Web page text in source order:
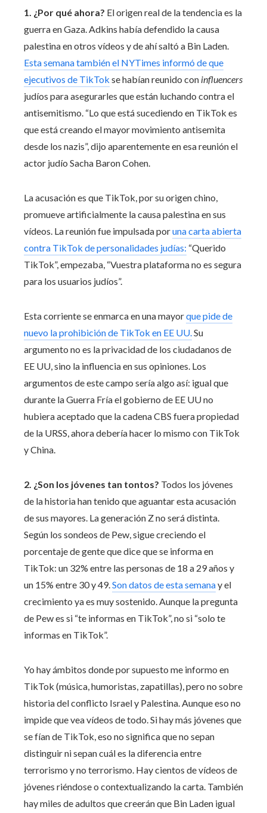
1. ¿Por qué ahora? El origen real de la tendencia es la
guerra en Gaza. Adkins había defendido la causa
palestina en otros vídeos y de ahí saltó a Bin Laden.
Esta semana también el NYTimes informó de que
ejecutivos de TikTok se habían reunido con influencers
judíos para asegurarles que están luchando contra el
antisemitismo. “Lo que está sucediendo en TikTok es
que está creando el mayor movimiento antisemita
desde los nazis”, dijo aparentemente en esa reunión el
actor judío Sacha Baron Cohen.
La acusación es que TikTok, por su origen chino,
promueve artificialmente la causa palestina en sus
vídeos. La reunión fue impulsada poruna carta abierta
contra TikTok de personalidades judías: “Querido
TikTok”, empezaba, “Vuestra plataforma no es segura
para los usuarios judíos”.
Esta corriente se enmarca en una mayorque pide de
nuevo la prohibición de TikTok en EE UU.Su
argumento no es la privacidad de los ciudadanos de
EE UU, sino la influencia en sus opiniones. Los
argumentos de este campo sería algo así: igual que
durante la Guerra Fría el gobierno de EE UU no
hubiera aceptado que la cadena CBS fuera propiedad
de la URSS, ahora debería hacer lo mismo con TikTok
y China.
2. ¿Son los jóvenes tan tontos? Todos los jóvenes
de la historia han tenido que aguantar esta acusación
de sus mayores. La generación Z no será distinta.
Según los sondeos de Pew, sigue creciendo el
porcentaje de gente que dice que se informa en
TikTok: un 32% entre las personas de 18 a 29 años y
un 15% entre 30 y 49.Son datos de esta semanay el
crecimiento ya es muy sostenido. Aunque la pregunta
de Pew es si “te informas en TikTok”, no si “solo te
informas en TikTok”.
Yo hay ámbitos donde por supuesto me informo en
TikTok (música, humoristas, zapatillas), pero no sobre
historia del conflicto Israel y Palestina. Aunque eso no
impide que vea vídeos de todo. Si hay más jóvenes que
se fían de TikTok, eso no significa que no sepan
distinguir ni sepan cuál es la diferencia entre
terrorismo y no terrorismo. Hay cientos de vídeos de
jóvenes riéndose o contextualizando la carta. También
hay miles de adultos que creerán que Bin Laden igual